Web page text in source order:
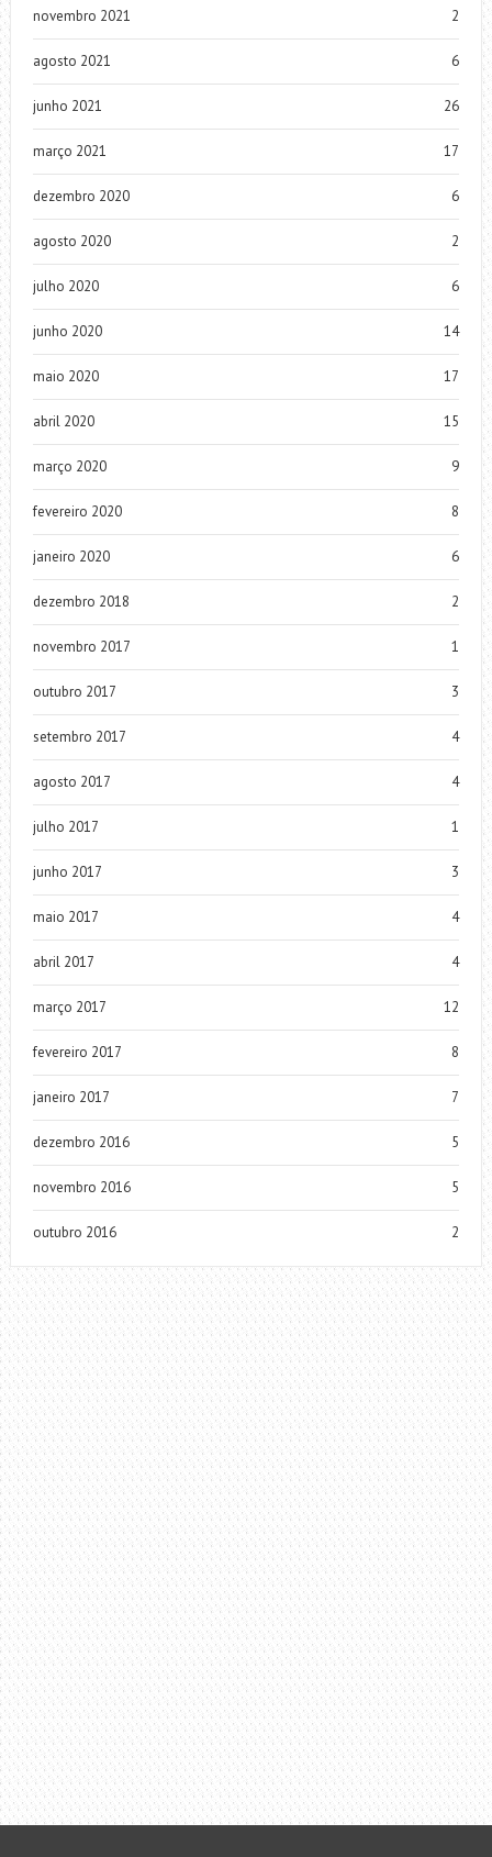
novembro 2021 2
agosto 2021 6
junho 2021 26
março 2021 17
dezembro 2020 6
agosto 2020 2
julho 2020 6
junho 2020 14
maio 2020 17
abril 2020 15
março 2020 9
fevereiro 2020 8
janeiro 2020 6
dezembro 2018 2
novembro 2017 1
outubro 2017 3
setembro 2017 4
agosto 2017 4
julho 2017 1
junho 2017 3
maio 2017 4
abril 2017 4
março 2017 12
fevereiro 2017 8
janeiro 2017 7
dezembro 2016 5
novembro 2016 5
outubro 2016 2